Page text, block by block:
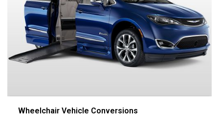
Wheelchair Vehicle Conversions